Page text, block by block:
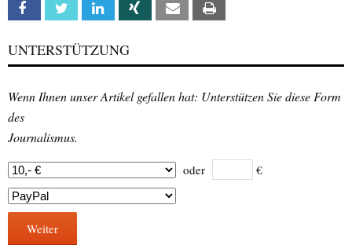
Facebook Twitter Linkedin Xing Email
UNTERSTÜTZUNG
Wenn Ihnen unser Artikel gefallen hat: Unterstützen Sie diese Form
des
Journalismus.
oder €
Weiter